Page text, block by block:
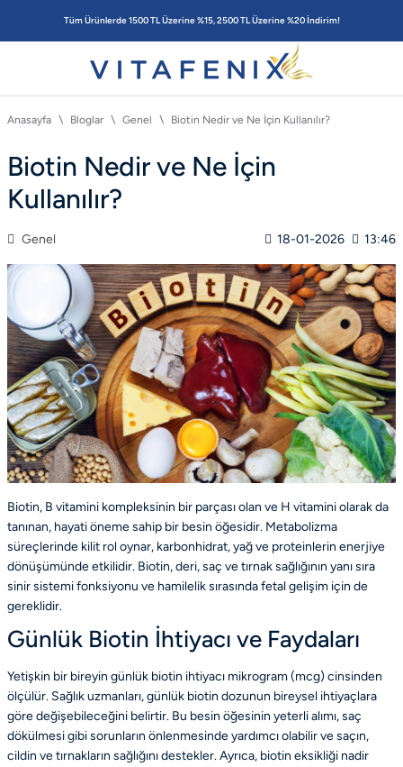
Tüm Ürünlerde 1500 TL Üzerine %15, 2500 TL Üzerine %20 İndirim!
Anasayfa Bloglar Genel Biotin Nedir ve Ne İçin Kullanılır?
Biotin Nedir ve Ne İçin
Kullanılır?
Genel 18-01-2026 13:46
Biotin, B vitamini kompleksinin bir parçası olan ve H vitamini olarak da
tanınan, hayati öneme sahip bir besin öğesidir. Metabolizma
süreçlerinde kilit rol oynar, karbonhidrat, yağ ve proteinlerin enerjiye
dönüşümünde etkilidir. Biotin, deri, saç ve tırnak sağlığının yanı sıra
sinir sistemi fonksiyonu ve hamilelik sırasında fetal gelişim için de
gereklidir.
Günlük Biotin İhtiyacı ve Faydaları
Yetişkin bir bireyin günlük biotin ihtiyacı mikrogram (mcg) cinsinden
ölçülür. Sağlık uzmanları, günlük biotin dozunun bireysel ihtiyaçlara
göre değişebileceğini belirtir. Bu besin öğesinin yeterli alımı, saç
dökülmesi gibi sorunların önlenmesinde yardımcı olabilir ve saçın,
cildin ve tırnakların sağlığını destekler. Ayrıca, biotin eksikliği nadir